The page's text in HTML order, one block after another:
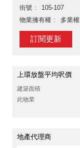
街號
105-107
物業擁有權
多業權
訂閱更新
上環放盤平均呎價
建築面積
此物業
地產代理商